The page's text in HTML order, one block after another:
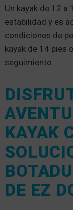
Un kayak de 12 a
estabilidad y es
condiciones de
kayak de 14 pies
seguimiento.
KAYAK
DE EZ